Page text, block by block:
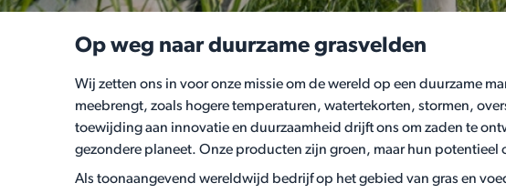
Op weg naar duurzame grasvelden
Wij zetten ons in voor onze missie om de wereld op een duurzame
meebrengt, zoals hogere temperaturen, watertekorten, stormen,
toewijding aan innovatie en duurzaamheid drijft ons om zaden te
gezondere planeet. Onze producten zijn groen, maar hun potentieel
Als toonaangevend wereldwijd bedrijf op het gebied van gras en